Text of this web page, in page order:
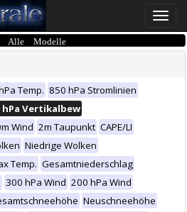
Toggle
Modelle
Temp. 850 hPa Stromlinien
hPa Vertikalbew
Wind 2m Taupunkt CAPE/LI
Niedrige Wolken
Temp. Gesamtniederschlag
300 hPa Wind 200 hPa Wind
Neuschneehöhe